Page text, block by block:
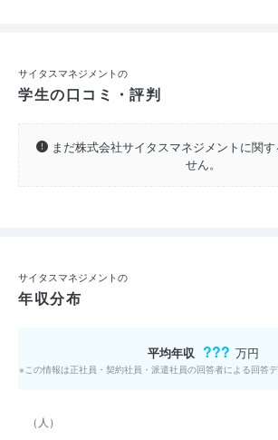
サイタスマネジメントの
学生の口コミ・評判
まだ株式会社サイタスマネジメントに関
せん。
サイタスマネジメントの
年収分布
平均年収 ??? 万円
※この情報は正社員・契約社員・派遣社員の回答者による回答デ
（人）